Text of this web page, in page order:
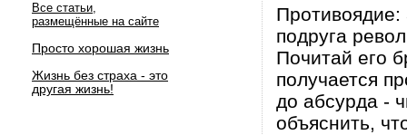
Все статьи,
размещённые на сайте
Просто хорошая жизнь
Жизнь без страха - это
другая жизнь!
Противоядие:
подруга
Почитай его
получается
до абсурда -
объяснить,